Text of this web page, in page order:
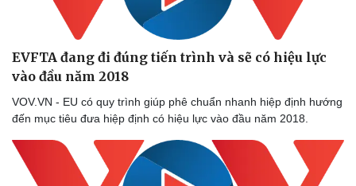
EVFTA đang đi đúng tiến trình và sẽ có hiệu lực
vào đầu năm 2018
VOV.VN - EU có quy trình giúp phê chuẩn nhanh hiệp định hướng
đến mục tiêu đưa hiệp định có hiệu lực vào đầu năm 2018.